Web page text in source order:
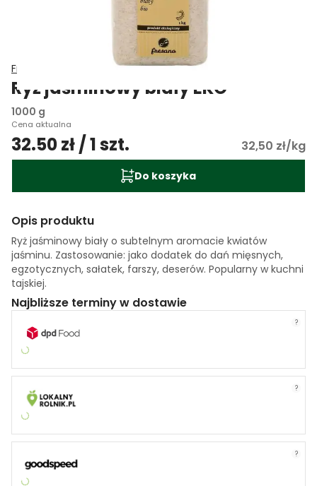
Fresano
Ryż jaśminowy biały EKO
1000 g
Cena aktualna
32.50 zł / 1 szt. 32,50 zł/kg
Do koszyka
Opis produktu
Ryż jaśminowy biały o subtelnym aromacie kwiatów
jaśminu. Zastosowanie: jako dodatek do dań mięsnych,
egzotycznych, sałatek, farszy, deserów. Popularny w kuchni
tajskiej.
Najbliższe terminy w dostawie
?
?
?